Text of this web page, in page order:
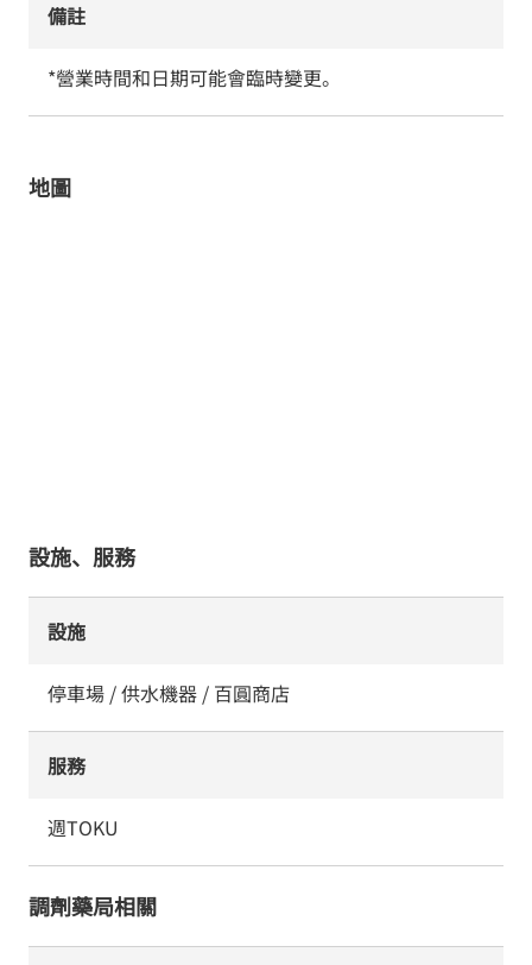
備註
*營業時間和日期可能會臨時變更。
地圖
設施、服務
設施
停車場 / 供水機器 / 百圓商店
服務
週TOKU
調劑藥局相關